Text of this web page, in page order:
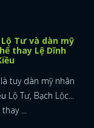
Lộ Tư và dàn mỹ
thay Lệ Dĩnh
tuy dàn mỹ nhân
Lộ Tư, Bạch Lộc...
...